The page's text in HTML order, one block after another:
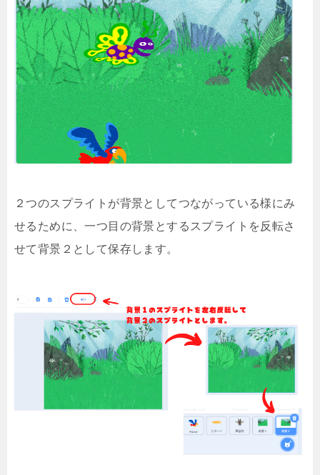
２つのスプライトが背景としてつながっている様にみ
せるために、一つ目の背景とするスプライトを反転さ
せて背景２として保存します。